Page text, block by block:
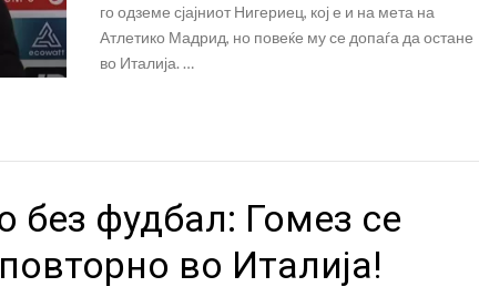
го одземе сјајниот Нигериец, кој е и на мета на
Атлетико Мадрид, но повеќе му се допаѓа да остане
во Италија. …
без фудбал: Гомез се
во Италија!